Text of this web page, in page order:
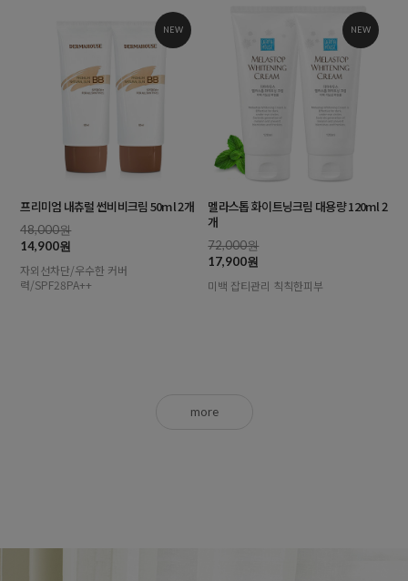
NEW
프리미엄 내츄럴 썬비비크림 50ml 2개
48,000원
14,900원
자외선차단/우수한 커버
력/SPF28PA++
NEW
멜라스톱 화이트닝크림 대용량 120ml 2
개
72,000원
17,900원
미백 잡티관리 칙칙한피부
more